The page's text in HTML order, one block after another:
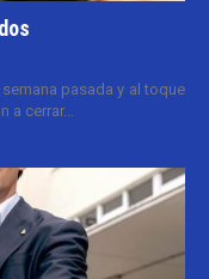
pasada y al toque
cerrar...